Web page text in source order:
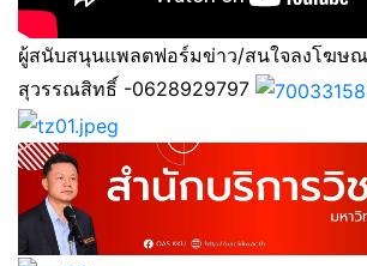
ผู้สนับสนุนแพลตฟอร์มข่าว/สนใจลงโฆษ
สุวรรณสิทธิ์ -0628929797